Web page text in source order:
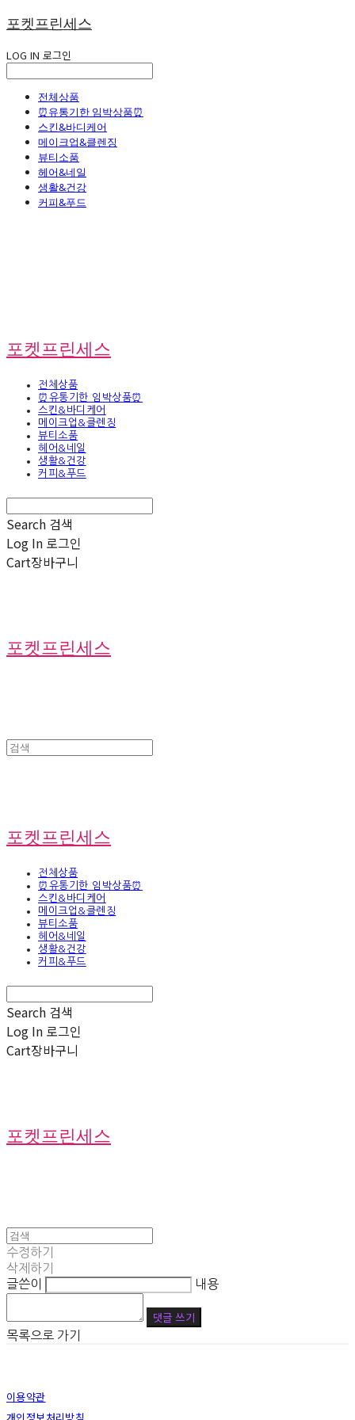
포켓프린세스
LOG IN 로그인
전체상품
⏰유통기한 임박상품⏰
스킨&바디케어
메이크업&클렌징
뷰티소품
헤어&네일
생활&건강
커피&푸드
포켓프린세스
전체상품
⏰유통기한 임박상품⏰
스킨&바디케어
메이크업&클렌징
뷰티소품
헤어&네일
생활&건강
커피&푸드
Search 검색
Log In 로그인
Cart장바구니
포켓프린세스
포켓프린세스
전체상품
⏰유통기한 임박상품⏰
스킨&바디케어
메이크업&클렌징
뷰티소품
헤어&네일
생활&건강
커피&푸드
Search 검색
Log In 로그인
Cart장바구니
포켓프린세스
수정하기
삭제하기
글쓴이
내용
댓글 쓰기
목록으로 가기
이용약관